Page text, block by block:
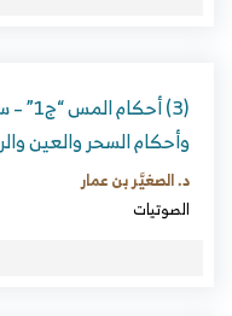
(3)
وأحكام السحر والعين
د. الصغيَّر بن عمار
الصوتيات